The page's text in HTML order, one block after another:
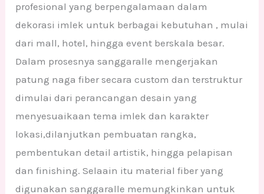
profesional yang berpengalamaan dalam
dekorasi imlek untuk berbagai kebutuhan , mulai
dari mall, hotel, hingga event berskala besar.
Dalam prosesnya sanggaralle mengerjakan
patung naga fiber secara custom dan terstruktur
dimulai dari perancangan desain yang
menyesuaikaan tema imlek dan karakter
lokasi,dilanjutkan pembuatan rangka,
pembentukan detail artistik, hingga pelapisan
dan finishing. Selaain itu material fiber yang
digunakan sanggaralle memungkinkan untuk